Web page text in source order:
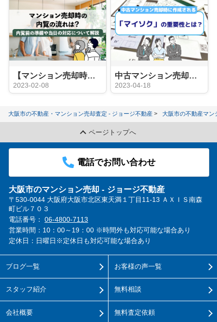
【マンション売却時の内覧】内覧前の準備や当日の対応について解説
2023-02-08
中古マンション売却時に作成される「マイソク」の重要性とは？
2023-04-18
大阪市の不動産・マンション売却査定 - ジョージ不動産 大阪市の不動産マン
ページトップへ
電話でお問い合わせ
大阪市のマンション売却 - ジョージ不動産
〒530-0044 大阪府大阪市北区東天満１丁目11-13 ＡＸＩＳ南森
町ビル７０３
電話番号： 06-4800-7113
営業時間：10：00～19：00 ※時間外も対応可能な場合あり
定休日：日曜日※定休日も対応可能な場合あり
ブログ一覧
スタッフ紹介
会社概要
お客様の声一覧
無料相談
無料査定依頼